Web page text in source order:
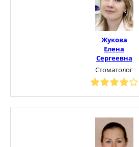
Жукова
Елена
Сергеевна
Стоматолог